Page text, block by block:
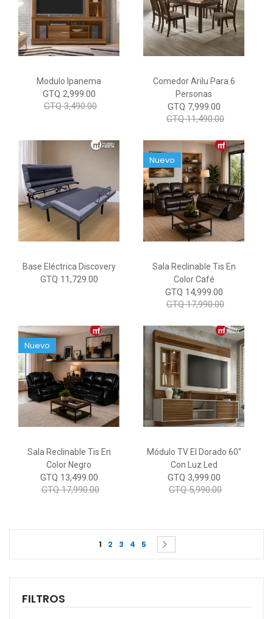
Modulo Ipanema
GTQ 2,999.00
GTQ 3,490.00
Comedor Arilu Para 6
Personas
GTQ 7,999.00
GTQ 11,490.00
Base Eléctrica Discovery
GTQ 11,729.00
Sala Reclinable Tis En
Color Café
Nuevo
GTQ 14,999.00
GTQ 17,990.00
Sala Reclinable Tis En
Color Negro
Nuevo
GTQ 13,499.00
GTQ 17,990.00
Módulo TV El Dorado 60"
Con Luz Led
GTQ 3,999.00
GTQ 5,990.00
Page
You're currently reading page
1 Page
2 Page
3 Page
4 Page
5 Page
FILTROS